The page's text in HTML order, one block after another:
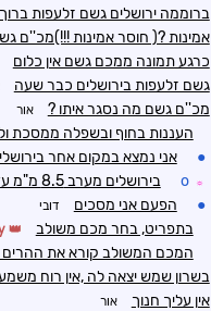
ברוממה ירושלים גשם זלעפות
אמינות ?( חוסר אמינות !!!)מכ''ם
כרגע תמונה ממכם גשם אין כלום
גשם זלעפות בירושלים כבר שעה
מכ''ם גשם מה נסגר איתו ? אור
העננות בחוף ובשפלה ממסכת
● אני נמצא במקום אחר
☼
o בירושלים מערב 8.5 מ"מ עד עתה
● הפעם אני מסכים דובי
בתפריט, בחר מכם משולב Weather2day
המכם המשולב קורא את ההרים
בשרון שמש יצאה לה ,אין רוח
אין עליך חנוך אור